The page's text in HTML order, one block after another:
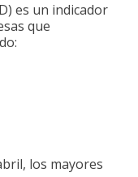
es un indicador
que
los mayores